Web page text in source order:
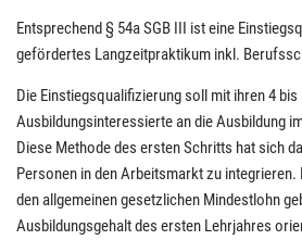
Entsprechend § 54a SGB III ist eine
gefördertes Langzeitpraktikum inkl.
Die Einstiegsqualifizierung soll mit ihren 4
Ausbildungsinteressierte an die Ausbildung
Diese Methode des ersten Schritts hat sich
Personen in den Arbeitsmarkt zu integrieren.
den allgemeinen gesetzlichen Mindestlohn
Ausbildungsgehalt des ersten Lehrjahres